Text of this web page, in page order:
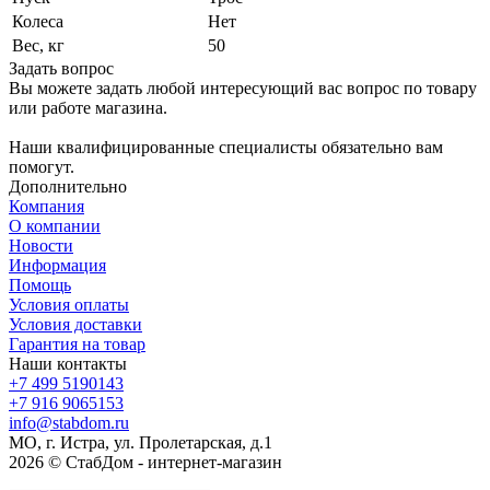
Колеса
Нет
Вес, кг
50
Задать вопрос
Вы можете задать любой интересующий вас вопрос по товару
или работе магазина.
Наши квалифицированные специалисты обязательно вам
помогут.
Дополнительно
Компания
О компании
Новости
Информация
Помощь
Условия оплаты
Условия доставки
Гарантия на товар
Наши контакты
+7 499 5190143
+7 916 9065153
info@stabdom.ru
МО, г. Истра, ул. Пролетарская, д.1
2026 © СтабДом - интернет-магазин